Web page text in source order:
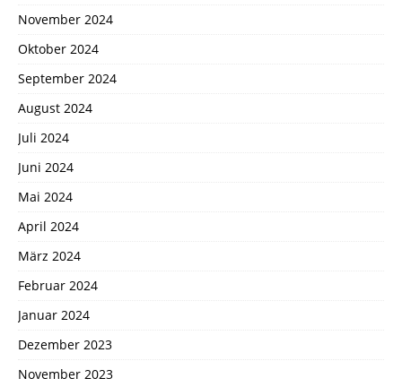
November 2024
Oktober 2024
September 2024
August 2024
Juli 2024
Juni 2024
Mai 2024
April 2024
März 2024
Februar 2024
Januar 2024
Dezember 2023
November 2023